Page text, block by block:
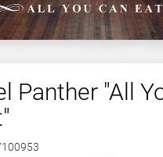
Panther "All